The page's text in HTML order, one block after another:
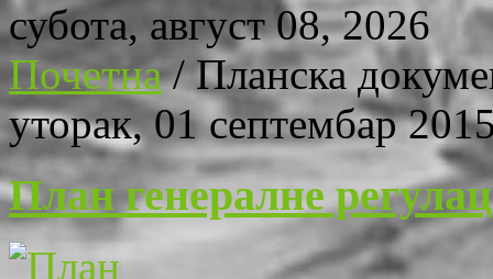
субота, август 08, 2026
Почетна/Планска
уторак, 01 септембар
План генералне